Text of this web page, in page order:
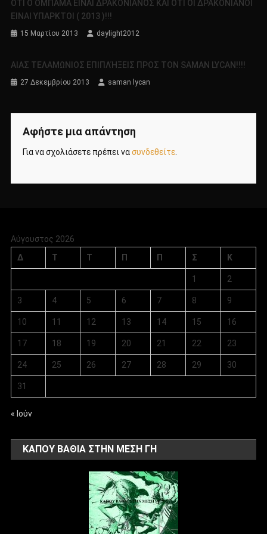
ΟΤΙ Ο ΟΜΠΑΜΑ ΕΙΝΑΙ ΔΡΑΚΟΝΙΑΝΟΣ ΚΑΙ ΟΤΙ ΟΙ ΔΡΑΚΟΝΙΑΝΟΙ
ΕΙΝΑΙ ΥΠΑΡΚΤΟΙ ( 2013 )!!!
15 Μαρτίου 2013 daylight2012
ΑΙΑΣ ΤΕΛΑΜΩΝΙΟΣ ΕΠΙΠΛΉΞΕΙΣ ΠΡΟΣ ΤΟΝ SAMAN LYCAN!!!!
27 Δεκεμβρίου 2013 saman lycan
Αφήστε μια απάντηση
Για να σχολιάσετε πρέπει νασυνδεθείτε.
Αύγουστος 2026
Δ
Τ Τ Π Π Σ Κ
1 2
3 4 5 6 7 8 9
10 11 12 13 14 15 16
17 18 19 20 21 22 23
24 25 26 27 28 29 30
31
« Ιούν
ΚΑΠΟΥ ΒΑΘΙΑ ΣΤΗΝ ΜΕΣΗ ΓΗ